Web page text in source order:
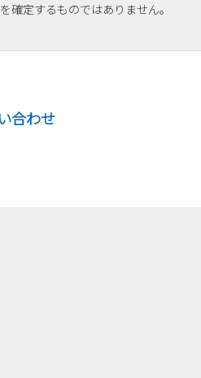
確定するものではありません。
合わせ